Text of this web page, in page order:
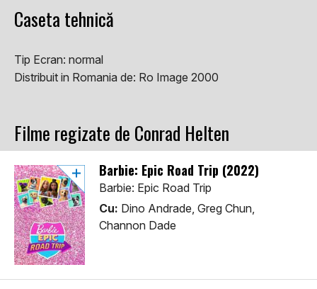
Caseta tehnică
Tip Ecran: normal
Distribuit in Romania de: Ro Image 2000
Filme regizate de Conrad Helten
Barbie: Epic Road Trip (2022)
Barbie: Epic Road Trip
Cu: Dino Andrade, Greg Chun,
Channon Dade